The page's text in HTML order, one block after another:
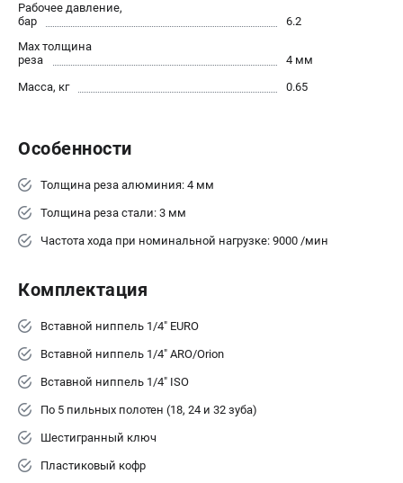
Способы оплаты
О компании
О бренде
Как нас найти
СЕТЕВОЙ ЭЛЕКТРОИНСТРУМЕНТ
Угловые шлифмашины (УШМ)
Дрели
Пылесосы
АККУМУЛЯТОРНЫЙ ИНСТРУМЕНТ
Аккумуляторные шуруповерты
Аккумуляторные перфораторы
Наборы инструмента
Рабочее давление,
бар
6.2
Max толщина
реза
4 мм
Масса, кг
0.65
Особенности
Толщина реза алюминия: 4 мм
Толщина реза стали: 3 мм
Частота хода при номинальной нагрузке: 9000 /мин
Комплектация
Вставной ниппель 1/4" EURO
Вставной ниппель 1/4" ARO/Orion
Вставной ниппель 1/4" ISO
По 5 пильных полотен (18, 24 и 32 зуба)
Шестигранный ключ
Пластиковый кофр